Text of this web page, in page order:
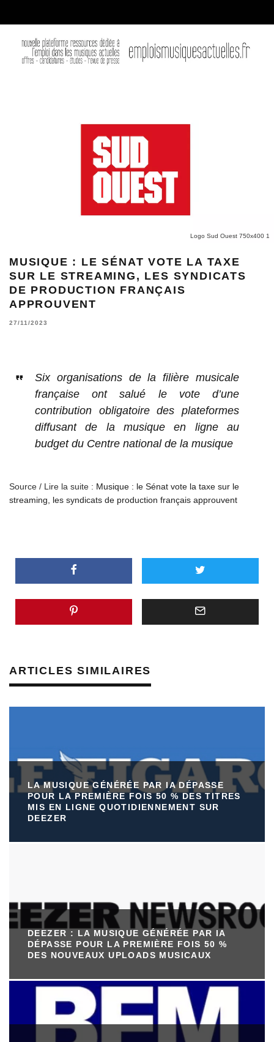
Logo Sud Ouest 750x400 1
MUSIQUE : LE SÉNAT VOTE LA TAXE
SUR LE STREAMING, LES SYNDICATS
DE PRODUCTION FRANÇAIS
APPROUVENT
27/11/2023
Six organisations de la filière musicale
française ont salué le vote d’une
contribution obligatoire des plateformes
diffusant de la musique en ligne au
budget du Centre national de la musique
Source / Lire la suite : Musique : le Sénat vote la taxe sur le
streaming, les syndicats de production français approuvent
ARTICLES SIMILAIRES
LA MUSIQUE GÉNÉRÉE PAR IA DÉPASSE
POUR LA PREMIÈRE FOIS 50 % DES TITRES
MIS EN LIGNE QUOTIDIENNEMENT SUR
DEEZER
DEEZER : LA MUSIQUE GÉNÉRÉE PAR IA
DÉPASSE POUR LA PREMIÈRE FOIS 50 %
DES NOUVEAUX UPLOADS MUSICAUX